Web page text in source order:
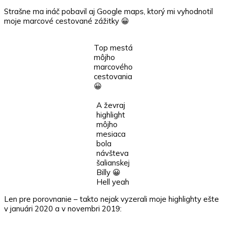
Strašne ma ináč pobavil aj Google maps, ktorý mi vyhodnotil
moje marcové cestované zážitky 😀
Top mestá
môjho
marcového
cestovania
😀
A ževraj
highlight
môjho
mesiaca
bola
návšteva
šalianskej
Billy 😀
Hell yeah
Len pre porovnanie – takto nejak vyzerali moje highlighty ešte
v januári 2020 a v novembri 2019: